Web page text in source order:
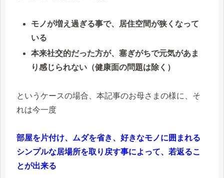
モノが増え過ぎる事で、居住空間が狭くなって
いる
本来社交的だった方が、塞ぎがちで元気があま
り感じられない（健康面の問題は除く）
というケースの場合、本記事のお母さまの様に、そ
れは今一度
部屋を片付け、ムダを省き、好きなモノに囲まれる
シンプルな居場所を取り戻す事によって、若返るこ
とが出来る